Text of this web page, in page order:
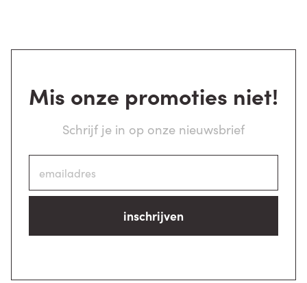
Mis onze promoties niet!
Schrijf je in op onze nieuwsbrief
inschrijven